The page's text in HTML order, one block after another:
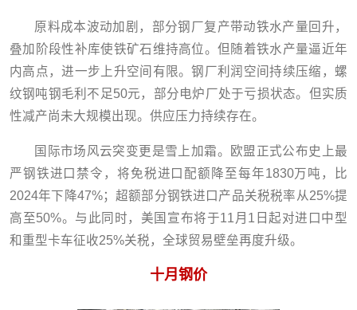
原料成本波动加剧，部分钢厂复产带动铁水产量回升，
叠加阶段性补库使铁矿石维持高位。但随着铁水产量逼近年
内高点，进一步上升空间有限。钢厂利润空间持续压缩，螺
纹钢吨钢毛利不足50元，部分电炉厂处于亏损状态。但实质
性减产尚未大规模出现。供应压力持续存在。
国际市场风云突变更是雪上加霜。欧盟正式公布史上最
严钢铁进口禁令，将免税进口配额降至每年1830万吨，比
2024年下降47%；超额部分钢铁进口产品关税税率从25%提
高至50%。与此同时，美国宣布将于11月1日起对进口中型
和重型卡车征收25%关税，全球贸易壁垒再度升级。
十月钢价